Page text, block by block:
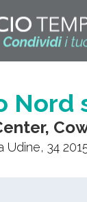
Nord
Udine, 34